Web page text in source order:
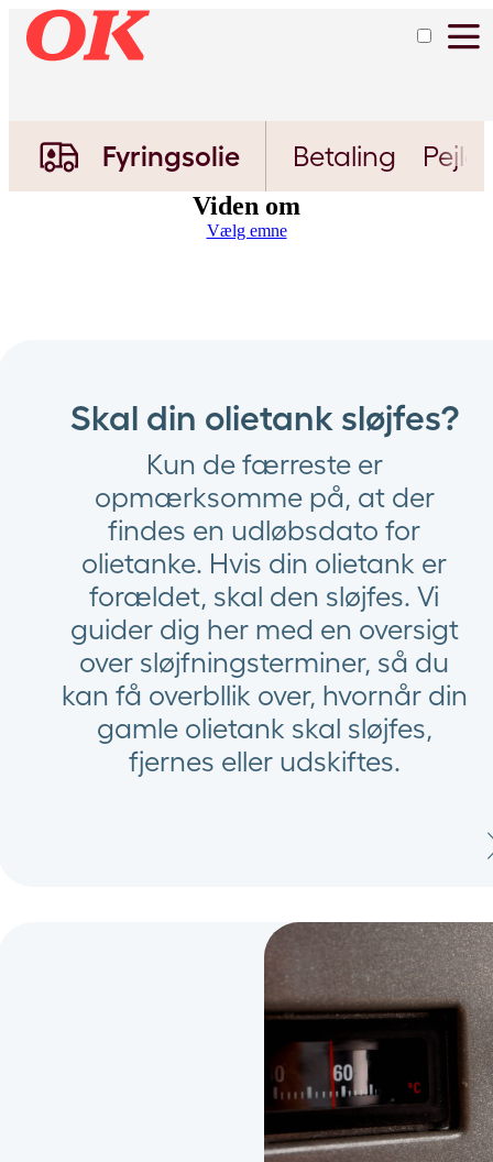
Fyringsolie Betaling
Viden om
Vælg emne
Skal din olietank sløjfes?
Kun de færreste er
opmærksomme på, at der
findes en udløbsdato for
olietanke. Hvis din olietank er
forældet, skal den sløjfes. Vi
guider dig her med en oversigt
over sløjfningsterminer, så du
kan få overbllik over, hvornår din
gamle olietank skal sløjfes,
fjernes eller udskiftes.